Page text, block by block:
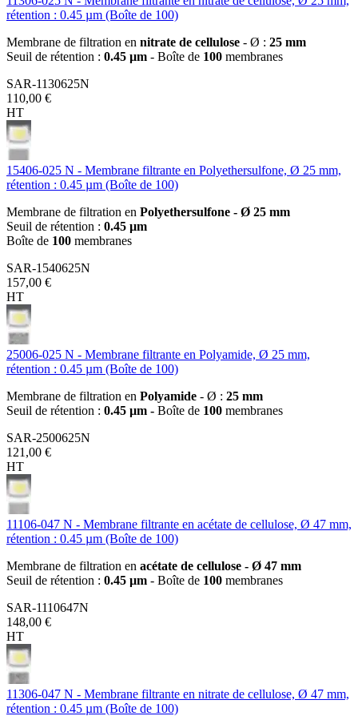
rétention : 0.45 µm (Boîte de 100)
Membrane de filtration en nitrate de cellulose - Ø : 25 mm
Seuil de rétention : 0.45 µm - Boîte de 100 membranes
SAR-1130625N
110,00 €
HT
15406-025 N - Membrane filtrante en Polyethersulfone, Ø 25 mm,
rétention : 0.45 µm (Boîte de 100)
Membrane de filtration en Polyethersulfone - Ø 25 mm
Seuil de rétention : 0.45 µm
Boîte de 100 membranes
SAR-1540625N
157,00 €
HT
25006-025 N - Membrane filtrante en Polyamide, Ø 25 mm,
rétention : 0.45 µm (Boîte de 100)
Membrane de filtration en Polyamide - Ø : 25 mm
Seuil de rétention : 0.45 µm - Boîte de 100 membranes
SAR-2500625N
121,00 €
HT
11106-047 N - Membrane filtrante en acétate de cellulose, Ø 47 mm,
rétention : 0.45 µm (Boîte de 100)
Membrane de filtration en acétate de cellulose - Ø 47 mm
Seuil de rétention : 0.45 µm - Boîte de 100 membranes
SAR-1110647N
148,00 €
HT
11306-047 N - Membrane filtrante en nitrate de cellulose, Ø 47 mm,
rétention : 0.45 µm (Boîte de 100)